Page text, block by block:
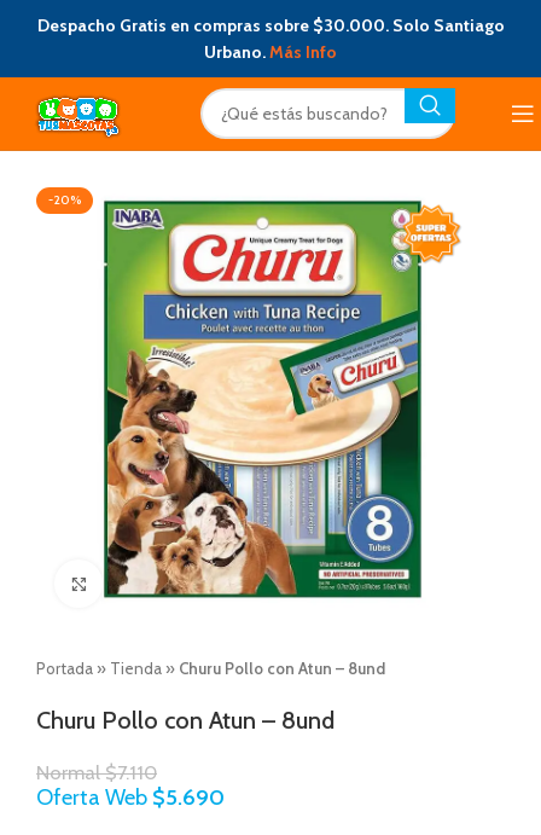
Despacho Gratis en compras sobre $30.000. Solo Santiago
Urbano.Más Info
-20%
Click to enlarge
Portada » Tienda » Churu Pollo con Atun – 8und
Churu Pollo con Atun – 8und
Normal$7.110
Oferta Web $5.690